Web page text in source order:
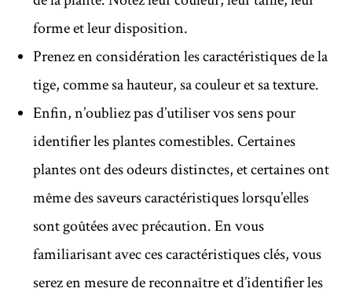
forme et leur disposition.
Prenez en considération les caractéristiques de la
tige, comme sa hauteur, sa couleur et sa texture.
Enfin, n’oubliez pas d’utiliser vos sens pour
identifier les plantes comestibles. Certaines
plantes ont des odeurs distinctes, et certaines ont
même des saveurs caractéristiques lorsqu’elles
sont goûtées avec précaution. En vous
familiarisant avec ces caractéristiques clés, vous
serez en mesure de reconnaître et d’identifier les